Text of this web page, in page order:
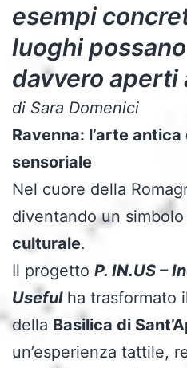
esempi
luoghi
davvero aperti
di Sara Domenici
Ravenna: l’arte
sensoriale
Nel cuore della
diventando un simbolo
culturale.
Il progetto P. IN.US –
Usefulha trasformato
della Basilica di
un’esperienza tattile,